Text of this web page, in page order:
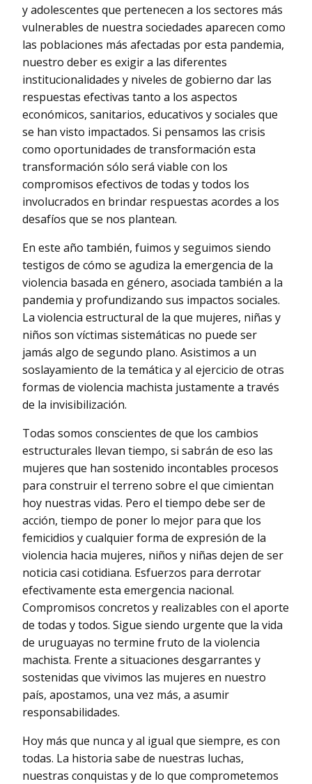
y adolescentes que pertenecen a los sectores más
vulnerables de nuestra sociedades aparecen como
las poblaciones más afectadas por esta pandemia,
nuestro deber es exigir a las diferentes
institucionalidades y niveles de gobierno dar las
respuestas efectivas tanto a los aspectos
económicos, sanitarios, educativos y sociales que
se han visto impactados. Si pensamos las crisis
como oportunidades de transformación esta
transformación sólo será viable con los
compromisos efectivos de todas y todos los
involucrados en brindar respuestas acordes a los
desafíos que se nos plantean.
En este año también, fuimos y seguimos siendo
testigos de cómo se agudiza la emergencia de la
violencia basada en género, asociada también a la
pandemia y profundizando sus impactos sociales.
La violencia estructural de la que mujeres, niñas y
niños son víctimas sistemáticas no puede ser
jamás algo de segundo plano. Asistimos a un
soslayamiento de la temática y al ejercicio de otras
formas de violencia machista justamente a través
de la invisibilización.
Todas somos conscientes de que los cambios
estructurales llevan tiempo, si sabrán de eso las
mujeres que han sostenido incontables procesos
para construir el terreno sobre el que cimientan
hoy nuestras vidas. Pero el tiempo debe ser de
acción, tiempo de poner lo mejor para que los
femicidios y cualquier forma de expresión de la
violencia hacia mujeres, niños y niñas dejen de ser
noticia casi cotidiana. Esfuerzos para derrotar
efectivamente esta emergencia nacional.
Compromisos concretos y realizables con el aporte
de todas y todos. Sigue siendo urgente que la vida
de uruguayas no termine fruto de la violencia
machista. Frente a situaciones desgarrantes y
sostenidas que vivimos las mujeres en nuestro
país, apostamos, una vez más, a asumir
responsabilidades.
Hoy más que nunca y al igual que siempre, es con
todas. La historia sabe de nuestras luchas,
nuestras conquistas y de lo que comprometemos